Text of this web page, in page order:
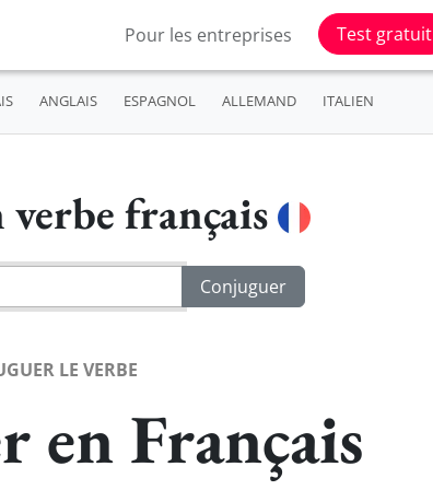
Pour les entreprises Test gratuit
ANGLAIS ESPAGNOL ALLEMAND ITALIEN
français
LE VERBE
en Français